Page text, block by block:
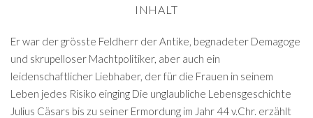
INHALT
Er war der grösste Feldherr der Antike, begnadeter Demagoge
und skrupelloser Machtpolitiker, aber auch ein
leidenschaftlicher Liebhaber, der für die Frauen in seinem
Leben jedes Risiko einging Die unglaubliche Lebensgeschichte
Julius Cäsars bis zu seiner Ermordung im Jahr 44 v.Chr. erzählt